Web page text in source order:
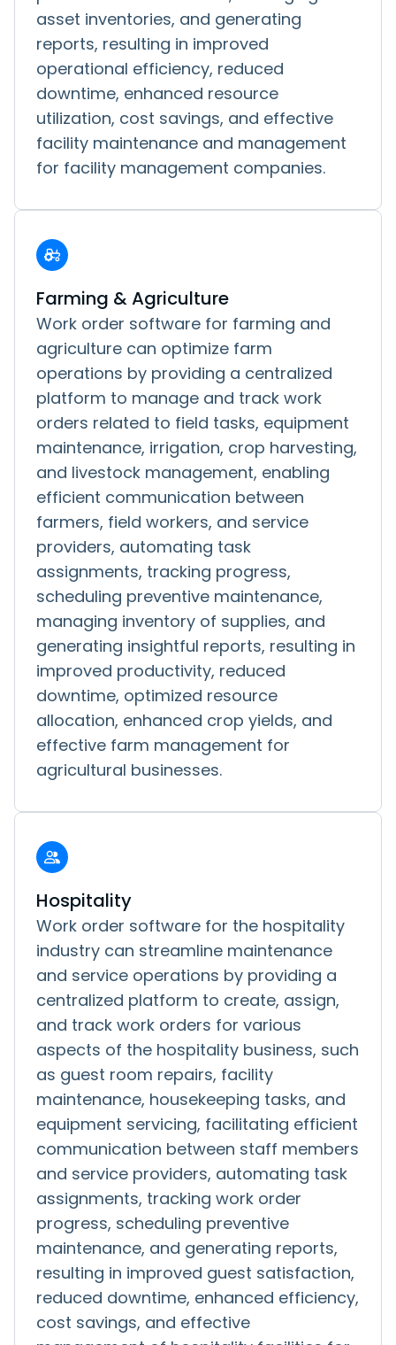
asset inventories, and generating
reports, resulting in improved
operational efficiency, reduced
downtime, enhanced resource
utilization, cost savings, and effective
facility maintenance and management
for facility management companies.
Farming & Agriculture
Work order software for farming and
agriculture can optimize farm
operations by providing a centralized
platform to manage and track work
orders related to field tasks, equipment
maintenance, irrigation, crop harvesting,
and livestock management, enabling
efficient communication between
farmers, field workers, and service
providers, automating task
assignments, tracking progress,
scheduling preventive maintenance,
managing inventory of supplies, and
generating insightful reports, resulting in
improved productivity, reduced
downtime, optimized resource
allocation, enhanced crop yields, and
effective farm management for
agricultural businesses.
Hospitality
Work order software for the hospitality
industry can streamline maintenance
and service operations by providing a
centralized platform to create, assign,
and track work orders for various
aspects of the hospitality business, such
as guest room repairs, facility
maintenance, housekeeping tasks, and
equipment servicing, facilitating efficient
communication between staff members
and service providers, automating task
assignments, tracking work order
progress, scheduling preventive
maintenance, and generating reports,
resulting in improved guest satisfaction,
reduced downtime, enhanced efficiency,
cost savings, and effective